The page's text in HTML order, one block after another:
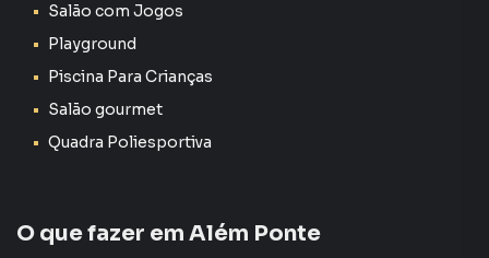
Salão com Jogos
Playground
Piscina Para Crianças
Salão gourmet
Quadra Poliesportiva
O que fazer em Além Ponte